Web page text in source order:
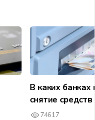
В каких банках
снятие
74617